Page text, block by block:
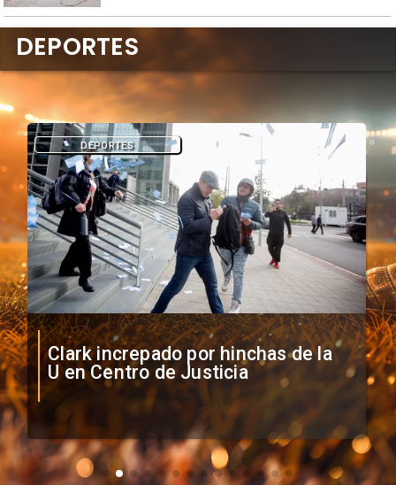
Clark increpado por hinchas de la
U en Centro de Justicia
DEPORTES
DEPORTES